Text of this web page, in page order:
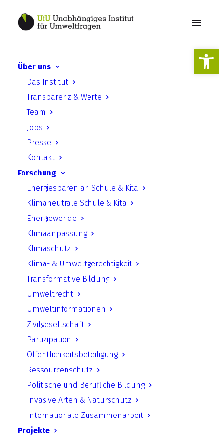
Über uns
Das Institut
Transparenz & Werte
Team
Jobs
Presse
Kontakt
Forschung
Energiesparen an Schule & Kita
Klimaneutrale Schule & Kita
Energiewende
Klimaanpassung
Klimaschutz
Klima- & Umweltgerechtigkeit
Transformative Bildung
Umweltrecht
Umweltinformationen
Zivilgesellschaft
Partizipation
Öffentlichkeitsbeteiligung
Ressourcenschutz
Politische und Berufliche Bildung
Invasive Arten & Naturschutz
Internationale Zusammenarbeit
Projekte
Krieg in der Ukraine
UfU Informationen | Ausgabe 6 –
Oktober 2022 | Jonas Rüffer
Krieg in der Ukraine
Der Donbas am Rande einer
ökologischen Katastrophe
Die Zerstörung von Wäldern, Gewässern und
landwirtschaftlichen Nutzflächen sind nur
einige der potentiellen Risiken des
russischen Angriffskrieges auf die Ukraine.
Ersten Berichten zufolge wurden bereits ca.
487 Verbrechen Russlands gegen die